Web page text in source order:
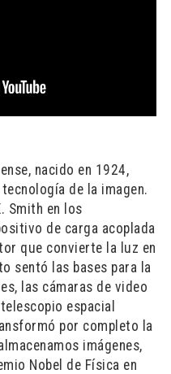
nacido en 1924,
de la imagen.
Smith en los
de carga acoplada
que convierte la luz en
sentó las bases para la
las cámaras de video
espacial
por completo la
imágenes,
Nobel de Física en